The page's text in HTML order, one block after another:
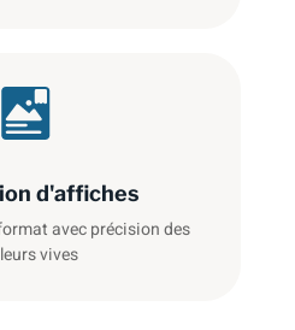
d'affiches
avec précision des
vives